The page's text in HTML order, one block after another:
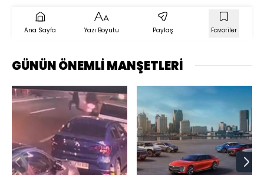
Ana Sayfa Yazı Boyutu Paylaş Favoriler
GÜNÜN ÖNEMLİ MANŞETLERİ